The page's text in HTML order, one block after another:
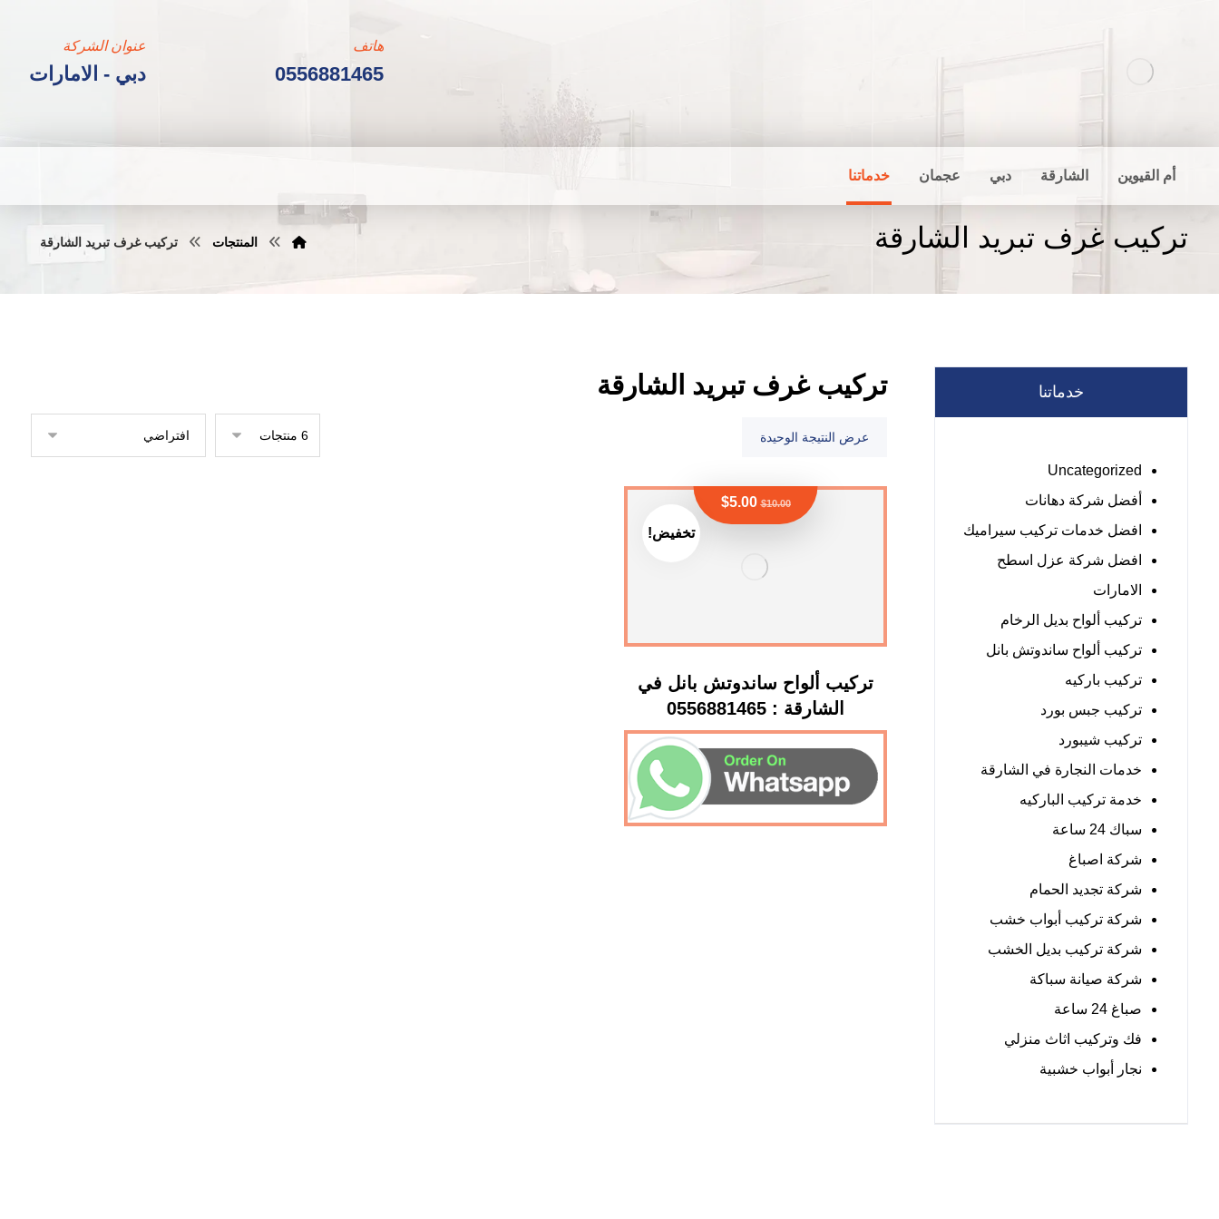
عنوان الشركة
دبي - الامارات
هاتف
0556881465
أم القيوين الشارقة دبي عجمان خدماتنا
تركيب غرف تبريد الشارقة المنتجات تركيب غرف تبريد الشارقة
تركيب غرف تبريد الشارقة
عرض النتيجة الوحيدة
تخفيض!
تركيب ألواح ساندوتش بانل في
الشارقة : 0556881465
$10.00
$5.00
خدماتنا
Uncategorized
أفضل شركة دهانات
افضل خدمات تركيب سيراميك
افضل شركة عزل اسطح
الامارات
تركيب ألواح بديل الرخام
تركيب ألواح ساندوتش بانل
تركيب باركيه
تركيب جبس بورد
تركيب شيبورد
خدمات النجارة في الشارقة
خدمة تركيب الباركيه
سباك 24 ساعة
شركة اصباغ
شركة تجديد الحمام
شركة تركيب أبواب خشب
شركة تركيب بديل الخشب
شركة صيانة سباكة
صباغ 24 ساعة
فك وتركيب اثاث منزلي
نجار أبواب خشبية